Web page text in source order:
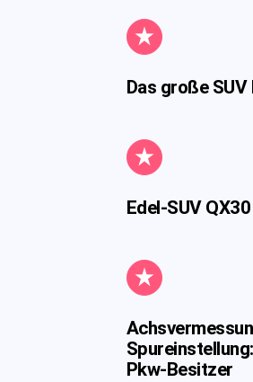
Das große
Edel-SUV
Pkw-Besitzer